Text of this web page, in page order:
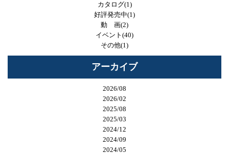
カタログ(1)
好評発売中(1)
動 画(2)
イベント(40)
その他(1)
アーカイブ
2026/08
2026/02
2025/08
2025/03
2024/12
2024/09
2024/05